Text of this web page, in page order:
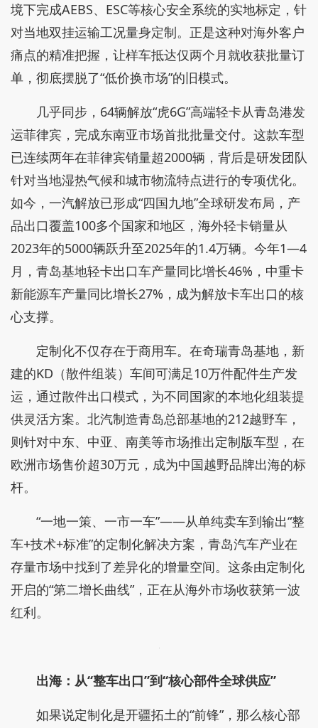
境下完成AEBS、ESC等核心安全系统的实地标定，针
对当地双挂运输工况量身定制。正是这种对海外客户
痛点的精准把握，让样车抵达仅两个月就收获批量订
单，彻底摆脱了“低价换市场”的旧模式。
几乎同步，64辆解放“虎6G”高端轻卡从青岛港发
运菲律宾，完成东南亚市场首批批量交付。这款车型
已连续两年在菲律宾销量超2000辆，背后是研发团队
针对当地湿热气候和城市物流特点进行的专项优化。
如今，一汽解放已形成“四国九地”全球研发布局，产
品出口覆盖100多个国家和地区，海外轻卡销量从
2023年的5000辆跃升至2025年的1.4万辆。今年1—4
月，青岛基地轻卡出口车产量同比增长46%，中重卡
新能源车产量同比增长27%，成为解放卡车出口的核
心支撑。
定制化不仅存在于商用车。在奇瑞青岛基地，新
建的KD（散件组装）车间可满足10万件配件生产发
运，通过散件出口模式，为不同国家的本地化组装提
供灵活方案。北汽制造青岛总部基地的212越野车，
则针对中东、中亚、南美等市场推出定制版车型，在
欧洲市场售价超30万元，成为中国越野品牌出海的标
杆。
“一地一策、一市一车”——从单纯卖车到输出“整
车+技术+标准”的定制化解决方案，青岛汽车产业在
存量市场中找到了差异化的增量空间。这条由定制化
开启的“第二增长曲线”，正在从海外市场收获第一波
红利。
出海：从“整车出口”到“核心部件全球供应”
如果说定制化是开疆拓土的“前锋”，那么核心部